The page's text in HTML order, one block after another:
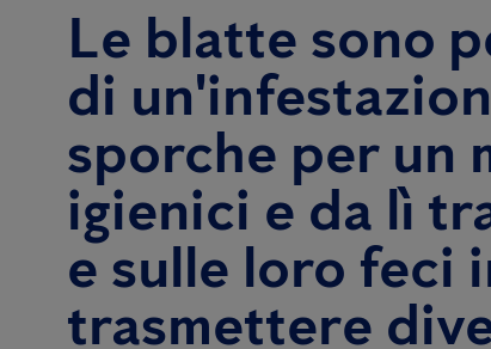
Le blatte sono
di
sporche per un
igienici e da lì
e sulle loro feci
trasmettere